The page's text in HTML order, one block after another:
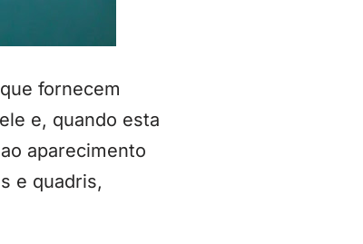
fornecem
e, quando esta
aparecimento
e quadris,